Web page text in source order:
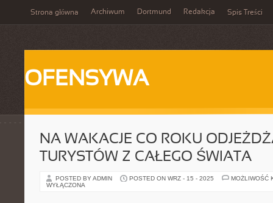
Strona główna Archiwum Dortmund Redakcja Spis Treści
OFENSYWA
NA WAKACJE CO ROKU
TURYSTÓW Z CAŁEGO ŚWIATA
POSTED BY ADMIN POSTED ON WRZ - 15 - 2025
MOŻLIWOŚĆ
WYŁĄCZONA